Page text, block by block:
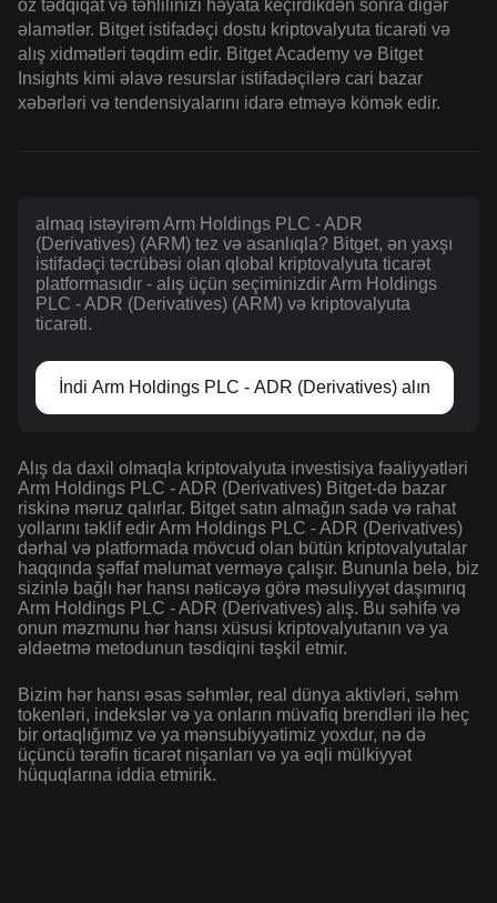
öz tədqiqat və təhlilinizi həyata keçirdikdən sonra digər
əlamətlər. Bitget istifadəçi dostu kriptovalyuta ticarəti və
alış xidmətləri təqdim edir. Bitget Academy və Bitget
Insights kimi əlavə resurslar istifadəçilərə cari bazar
xəbərləri və tendensiyalarını idarə etməyə kömək edir.
almaq istəyirəm Arm Holdings PLC - ADR
(Derivatives) (ARM) tez və asanlıqla? Bitget, ən yaxşı
istifadəçi təcrübəsi olan qlobal kriptovalyuta ticarət
platformasıdır - alış üçün seçiminizdir Arm Holdings
PLC - ADR (Derivatives) (ARM) və kriptovalyuta
ticarəti.
İndi Arm Holdings PLC - ADR (Derivatives) alın
Alış da daxil olmaqla kriptovalyuta investisiya fəaliyyətləri
Arm Holdings PLC - ADR (Derivatives) Bitget-də bazar
riskinə məruz qalırlar. Bitget satın almağın sadə və rahat
yollarını təklif edir Arm Holdings PLC - ADR (Derivatives)
dərhal və platformada mövcud olan bütün kriptovalyutalar
haqqında şəffaf məlumat verməyə çalışır. Bununla belə, biz
sizinlə bağlı hər hansı nəticəyə görə məsuliyyət daşımırıq
Arm Holdings PLC - ADR (Derivatives) alış. Bu səhifə və
onun məzmunu hər hansı xüsusi kriptovalyutanın və ya
əldəetmə metodunun təsdiqini təşkil etmir.
Bizim hər hansı əsas səhmlər, real dünya aktivləri, səhm
tokenləri, indekslər və ya onların müvafiq brendləri ilə heç
bir ortaqlığımız və ya mənsubiyyətimiz yoxdur, nə də
üçüncü tərəfin ticarət nişanları və ya əqli mülkiyyət
hüquqlarına iddia etmirik.